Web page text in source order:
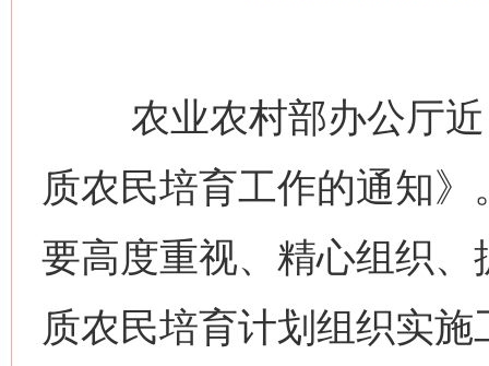
农业农村部办公厅近
质农民培育工作的通知
要高度重视、精心组织
质农民培育计划组织实